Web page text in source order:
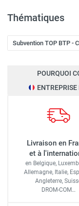
Thématiques
Subvention TOP BTP -
POURQUOI
Livraison en
et à
en Belgique,
Allemagne, Italie,
Angleterre,
DROM-COM…